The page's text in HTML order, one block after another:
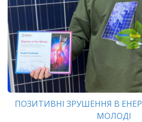
ПОЗИТИВНІ ЗРУШЕННЯ В
МОЛОДІ